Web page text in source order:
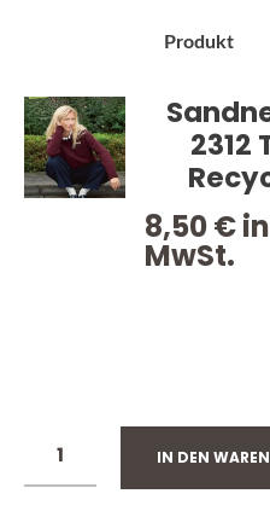
Produkt
2312
8,50€
MwSt.
IN DEN